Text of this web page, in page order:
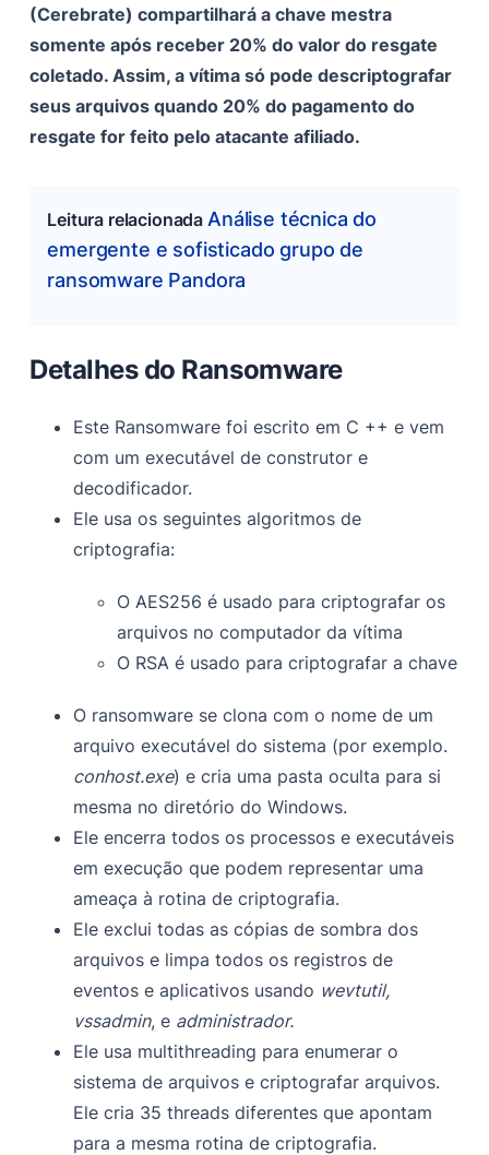
(Cerebrate) compartilhará a chave mestra
somente após receber 20% do valor do resgate
coletado. Assim, a vítima só pode descriptografar
seus arquivos quando 20% do pagamento do
resgate for feito pelo atacante afiliado.
Leitura relacionada Análise técnica do
emergente e sofisticado grupo de
ransomware Pandora
Detalhes do Ransomware
Este Ransomware foi escrito em C ++ e vem
com um executável de construtor e
decodificador.
Ele usa os seguintes algoritmos de
criptografia:
O AES256 é usado para criptografar os
arquivos no computador da vítima
O RSA é usado para criptografar a chave
O ransomware se clona com o nome de um
arquivo executável do sistema (por exemplo.
conhost.exe) e cria uma pasta oculta para si
mesma no diretório do Windows.
Ele encerra todos os processos e executáveis
em execução que podem representar uma
ameaça à rotina de criptografia.
Ele exclui todas as cópias de sombra dos
arquivos e limpa todos os registros de
eventos e aplicativos usando wevtutil,
vssadmin, e administrador.
Ele usa multithreading para enumerar o
sistema de arquivos e criptografar arquivos.
Ele cria 35 threads diferentes que apontam
para a mesma rotina de criptografia.